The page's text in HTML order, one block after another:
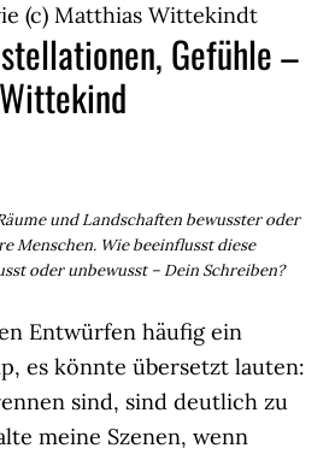
(c) Matthias Wittekindt
Gefühle –
und Landschaften bewusster oder
Menschen. Wie beeinflusst diese
oder unbewusst – Dein Schreiben?
Entwürfen häufig ein
es könnte übersetzt lauten:
sind, sind deutlich zu
meine Szenen, wenn